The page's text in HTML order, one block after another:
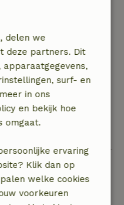
70% terugbetaald
40% terugbetaald
10% terugbetaald
geen terugbetaling
toepassing. Je wordt
delen we
deze partners. Dit
apparaatgegevens,
surf- en
in ons
en bekijk hoe
omgaat.
ervaring
Klik dan op
welke cookies
voorkeuren